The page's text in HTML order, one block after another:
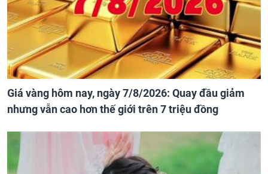
Giá vàng hôm nay, ngày 7/8/2026: Quay đầu giảm
nhưng vẫn cao hơn thế giới trên 7 triệu đồng